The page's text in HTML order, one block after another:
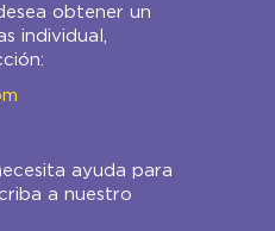
obtener un
individual,
ayuda para
a nuestro